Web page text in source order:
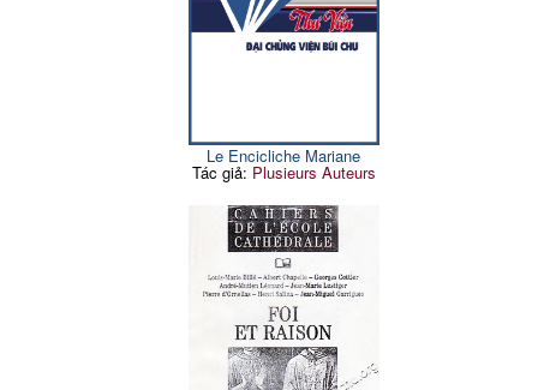
Le Encicliche Mariane
Tác giả: Plusieurs Auteurs